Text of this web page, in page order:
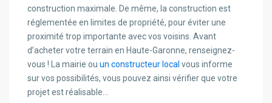
construction maximale. De même, la construction est
réglementée en limites de propriété, pour éviter une
proximité trop importante avec vos voisins. Avant
d’acheter votre terrain en Haute-Garonne, renseignez-
vous ! La mairie ouun constructeur local vous informe
sur vos possibilités, vous pouvez ainsi vérifier que votre
projet est réalisable…